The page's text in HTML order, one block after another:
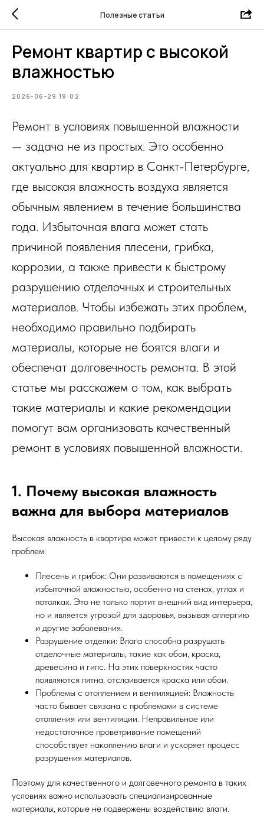
Полезные статьи
Ремонт квартир с высокой
влажностью
2026-06-29 19:02
Ремонт в условиях повышенной влажности
— задача не из простых. Это особенно
актуально для квартир в Санкт-Петербурге,
где высокая влажность воздуха является
обычным явлением в течение большинства
года. Избыточная влага может стать
причиной появления плесени, грибка,
коррозии, а также привести к быстрому
разрушению отделочных и строительных
материалов. Чтобы избежать этих проблем,
необходимо правильно подбирать
материалы, которые не боятся влаги и
обеспечат долговечность ремонта. В этой
статье мы расскажем о том, как выбрать
такие материалы и какие рекомендации
помогут вам организовать качественный
ремонт в условиях повышенной влажности.
1. Почему высокая влажность
важна для выбора материалов
Высокая влажность в квартире может привести к целому ряду
проблем:
Плесень и грибок: Они развиваются в помещениях с
избыточной влажностью, особенно на стенах, углах и
потолках. Это не только портит внешний вид интерьера,
но и является угрозой для здоровья, вызывая аллергию
и другие заболевания.
Разрушение отделки: Влага способна разрушать
отделочные материалы, такие как обои, краска,
древесина и гипс. На этих поверхностях часто
появляются пятна, отслаивается краска или обои.
Проблемы с отоплением и вентиляцией: Влажность
часто бывает связана с проблемами в системе
отопления или вентиляции. Неправильное или
недостаточное проветривание помещений
способствует накоплению влаги и ускоряет процесс
разрушения материалов.
Поэтому для качественного и долговечного ремонта в таких
условиях важно использовать специализированные
материалы, которые не подвержены воздействию влаги.